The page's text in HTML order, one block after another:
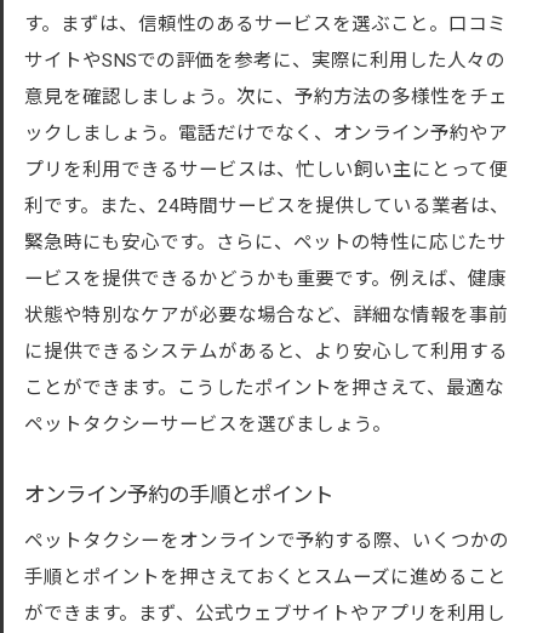
予約確認メールの読み方
緊急時の連絡方法と対応策
ペットタクシー予約の際に押さえておきたいポ
イント
ペットの健康状態の確認
必要な書類や証明書の準備
お得なクーポンや割引情報を活用
予約のタイミングとベストプラクティス
交通渋滞を避けるための工夫
ペットの快適さを考慮した移動ルート
初めてのペットタクシー予約を成功させるコツ
ペットが安心できる準備方法
予約前に確認すべき質問リスト
ドライバーへの要望の伝え方
す。まずは、信頼性のあるサービスを選ぶこと。口コミ
サイトやSNSでの評価を参考に、実際に利用した人々の
意見を確認しましょう。次に、予約方法の多様性をチェ
ックしましょう。電話だけでなく、オンライン予約やア
プリを利用できるサービスは、忙しい飼い主にとって便
利です。また、24時間サービスを提供している業者は、
緊急時にも安心です。さらに、ペットの特性に応じたサ
ービスを提供できるかどうかも重要です。例えば、健康
状態や特別なケアが必要な場合など、詳細な情報を事前
に提供できるシステムがあると、より安心して利用する
ことができます。こうしたポイントを押さえて、最適な
ペットタクシーサービスを選びましょう。
オンライン予約の手順とポイント
ペットタクシーをオンラインで予約する際、いくつかの
手順とポイントを押さえておくとスムーズに進めること
ができます。まず、公式ウェブサイトやアプリを利用し